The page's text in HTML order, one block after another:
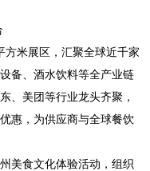
米展区，汇聚全球近千家
备、酒水饮料等全产业链
、美团等行业龙头齐聚，
惠，为供应商与全球餐饮
食文化体验活动，组织